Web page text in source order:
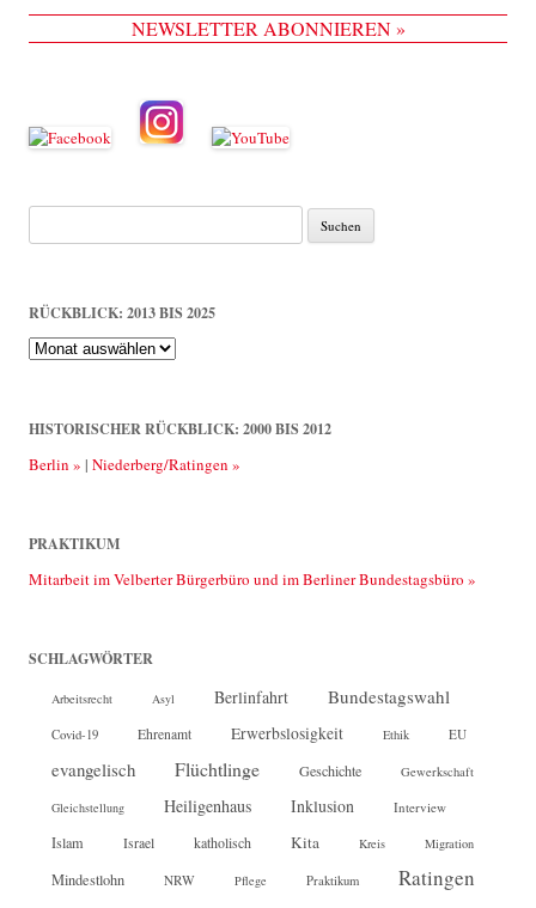
NEWSLETTER ABONNIEREN »
Suche
nach:
RÜCKBLICK: 2013 BIS 2025
Rückblick:
2013
bis
HISTORISCHER RÜCKBLICK: 2000 BIS 2012
Berlin » | Niederberg/Ratingen »
PRAKTIKUM
Mitarbeit im Velberter Bürgerbüro und im Berliner Bundestagsbüro »
SCHLAGWÖRTER
Arbeitsrecht Asyl Berlinfahrt Bundestagswahl
Covid-19 Ehrenamt Erwerbslosigkeit Ethik EU
evangelisch Flüchtlinge Geschichte Gewerkschaft
Gleichstellung Heiligenhaus Inklusion Interview
Islam Israel katholisch Kita Kreis Migration
Mindestlohn NRW Pflege Praktikum Ratingen